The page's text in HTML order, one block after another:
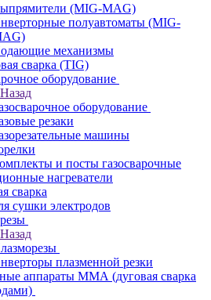
(MIG-MAG)
полуавтоматы (MIG-
механизмы
сварка (TIG)
оборудование
Назад
оборудование
резаки
машины
и посты газосварочные
нагреватели
сварка
сушки электродов
Назад
плазменной резки
аппараты ММА (дуговая сварка